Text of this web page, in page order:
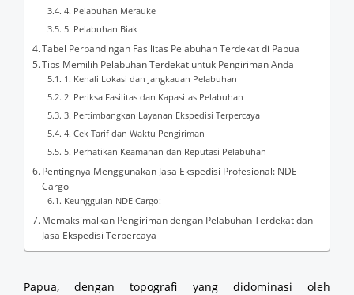
4. Pelabuhan Merauke
5. Pelabuhan Biak
Tabel Perbandingan Fasilitas Pelabuhan Terdekat di Papua
Tips Memilih Pelabuhan Terdekat untuk Pengiriman Anda
1. Kenali Lokasi dan Jangkauan Pelabuhan
2. Periksa Fasilitas dan Kapasitas Pelabuhan
3. Pertimbangkan Layanan Ekspedisi Terpercaya
4. Cek Tarif dan Waktu Pengiriman
5. Perhatikan Keamanan dan Reputasi Pelabuhan
Pentingnya Menggunakan Jasa Ekspedisi Profesional: NDE
Cargo
Keunggulan NDE Cargo:
Memaksimalkan Pengiriman dengan Pelabuhan Terdekat dan
Jasa Ekspedisi Terpercaya
Papua, dengan topografi yang didominasi oleh